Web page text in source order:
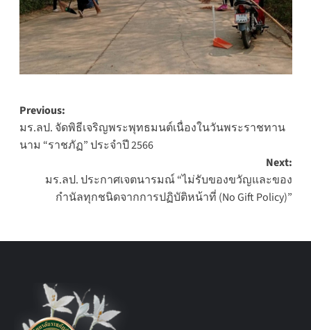
Post
navigation
Previous:
มร.ลป. จัดพิธีเจริญพระพุทธมนต์เนื่องในวันพระราชทาน
นาม “ราชภัฏ” ประจำปี 2566
Next:
มร.ลป. ประกาศเจตนารมณ์ “ไม่รับของขวัญและของ
กำนัลทุกชนิดจากการปฏิบัติหน้าที่ (No Gift Policy)”